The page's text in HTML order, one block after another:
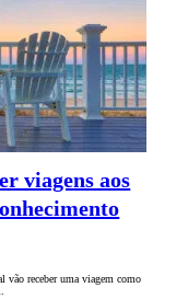
viagens aos
vão receber uma viagem como